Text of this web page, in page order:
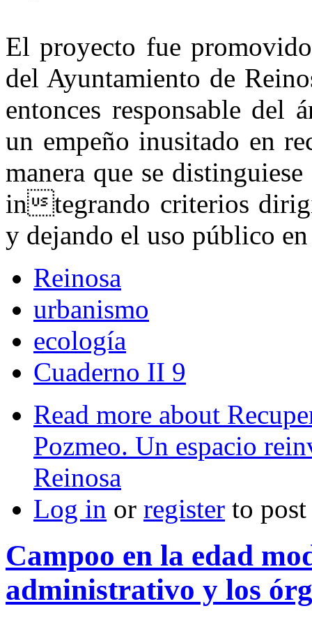
El proyecto fue
del Ayuntamiento de
entonces responsable del
un empeño inusitado en
manera que se
integrando criterios
y dejando el uso público
Reinosa
urbanismo
ecología
Cuaderno II 9
Read more about
Pozmeo. Un espacio
Reinosa
Log in or register to
Campoo en la edad
administrativo y los